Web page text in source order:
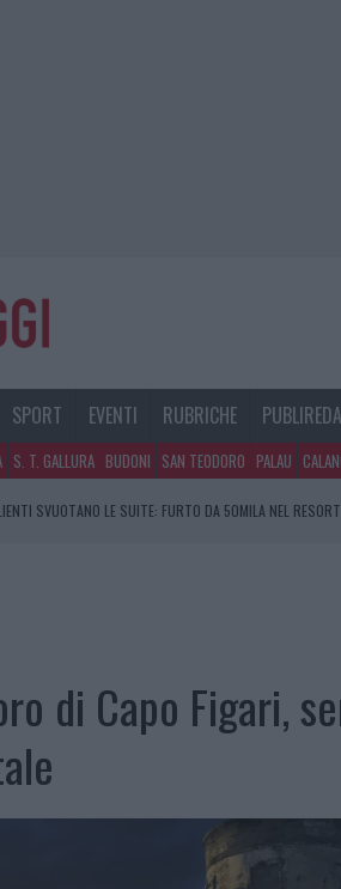
SPORT EVENTI RUBRICHE
S. T. GALLURA BUDONI SAN TEODORO PALAU
SVUOTANO LE SUITE: FURTO DA 50MILA NEL RESORT
PARTECIPAZIONE PER IL SUO RACCONTO
di Capo Figari,